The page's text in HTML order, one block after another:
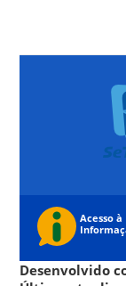
Desenvolvido